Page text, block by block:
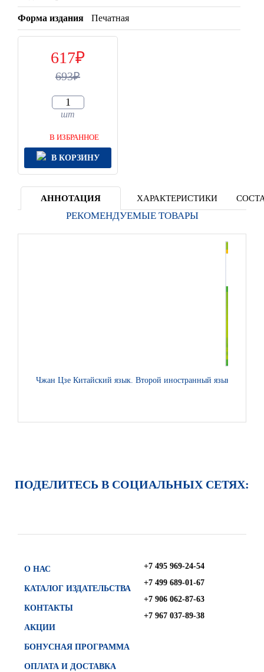
Форма издания Печатная
617
693
шт
В ИЗБРАННОЕ
В КОРЗИНУ
АННОТАЦИЯ ХАРАКТЕРИСТИКИ
РЕКОМЕНДУЕМЫЕ ТОВАРЫ
Чжан Цзе Китайский язык. Второй иностранный язык:
ПОДЕЛИТЕСЬ В СОЦИАЛЬНЫХ СЕТЯХ:
О НАС
КАТАЛОГ ИЗДАТЕЛЬСТВА
КОНТАКТЫ
АКЦИИ
БОНУСНАЯ ПРОГРАММА
ОПЛАТА И ДОСТАВКА
+7 495 969-24-54
+7 499 689-01-67
+7 906 062-87-63
+7 967 037-89-38